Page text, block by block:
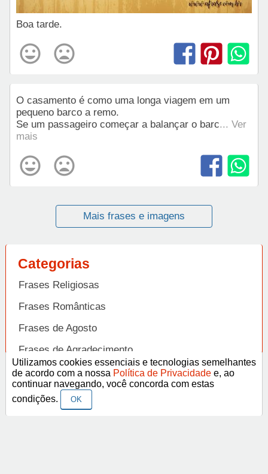
Boa tarde.
O casamento é como uma longa viagem em um
pequeno barco a remo.
Se um passageiro começar a balançar o barc... Ver
mais
Mais frases e imagens
Categorias
Frases Religiosas
Frases Românticas
Frases de Agosto
Frases de Agradecimento
Frases de Amizade
Frases de Amor
Abrir
Utilizamos cookies essenciais e tecnologias semelhantes
de acordo com a nossa Política de Privacidade e, ao
continuar navegando, você concorda com estas
condições.
OK